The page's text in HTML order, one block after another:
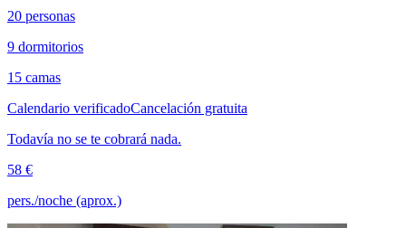
20 personas
9 dormitorios
15 camas
Calendario verificadoCancelación gratuita
Todavía no se te cobrará nada.
58 €
pers./noche (aprox.)